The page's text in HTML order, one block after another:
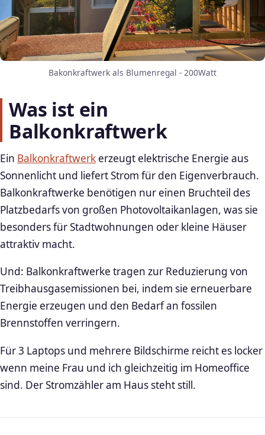
Bakonkraftwerk als Blumenregal - 200Watt
Was ist ein
Balkonkraftwerk
Ein Balkonkraftwerk erzeugt elektrische Energie aus
Sonnenlicht und liefert Strom für den Eigenverbrauch.
Balkonkraftwerke benötigen nur einen Bruchteil des
Platzbedarfs von großen Photovoltaikanlagen, was sie
besonders für Stadtwohnungen oder kleine Häuser
attraktiv macht.
Und: Balkonkraftwerke tragen zur Reduzierung von
Treibhausgasemissionen bei, indem sie erneuerbare
Energie erzeugen und den Bedarf an fossilen
Brennstoffen verringern.
Für 3 Laptops und mehrere Bildschirme reicht es locker
wenn meine Frau und ich gleichzeitig im Homeoffice
sind. Der Stromzähler am Haus steht still.